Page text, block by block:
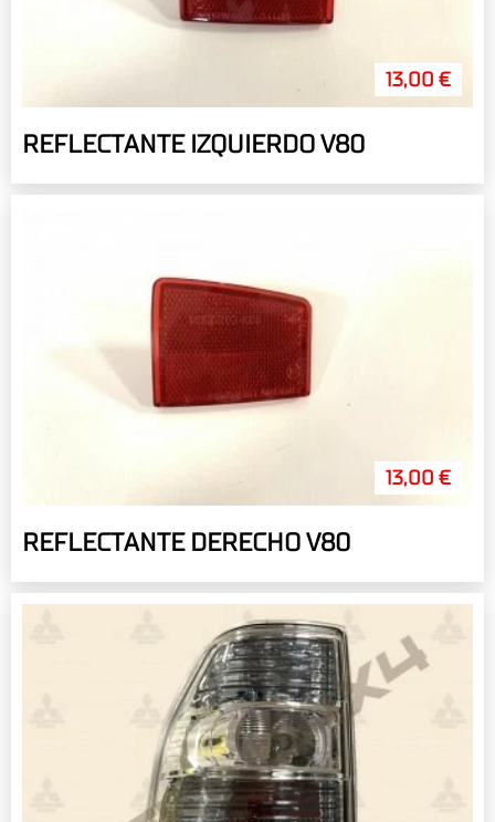
13,00 €
REFLECTANTE IZQUIERDO V80
13,00 €
REFLECTANTE DERECHO V80